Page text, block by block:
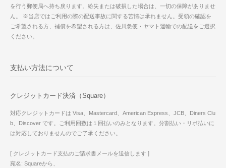
を行う郵便局へ持ち戻ります。紛失または破損した場合は、一切の保障がありませ
ん。 ※当店ではご利用の際の配送事故に関する苦情は承れません。受領の確認を
ご希望される方、補償を希望される方は、佐川急便・ヤマト運輸での配送をご選択
ください。
支払い方法について
クレジットカード決済（Square）
対応クレジットカードは Visa、Mastercard、American Express、JCB、Diners Clu
b、Discover です。ご利用回数は１回払いのみとなります。分割払い・リボ払いに
は対応しておりませんのでご了承ください。
[ クレジットカード支払のご請求書メールを送信します ]
宛名: Squareから、